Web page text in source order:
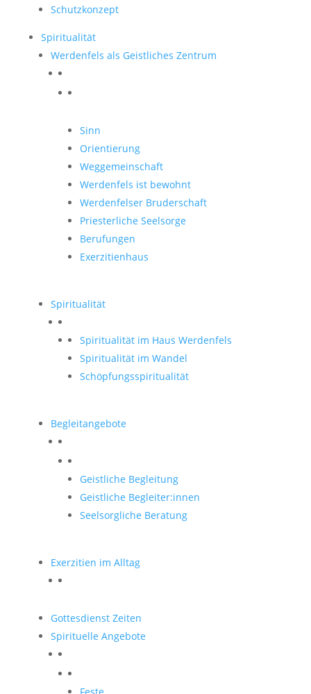
Schutzkonzept
Spiritualität
Werdenfels als Geistliches Zentrum
Sinn
Orientierung
Weggemeinschaft
Werdenfels ist bewohnt
Werdenfelser Bruderschaft
Priesterliche Seelsorge
Berufungen
Exerzitienhaus
Spiritualität
Spiritualität im Haus Werdenfels
Spiritualität im Wandel
Schöpfungsspiritualität
Begleitangebote
Geistliche Begleitung
Geistliche Begleiter:innen
Seelsorgliche Beratung
Exerzitien im Alltag
Gottesdienst Zeiten
Spirituelle Angebote